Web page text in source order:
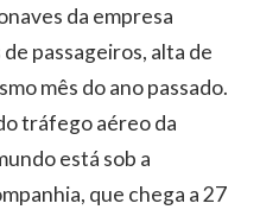
da empresa
passageiros, alta de
mês do ano passado.
tráfego aéreo da
está sob a
que chega a 27